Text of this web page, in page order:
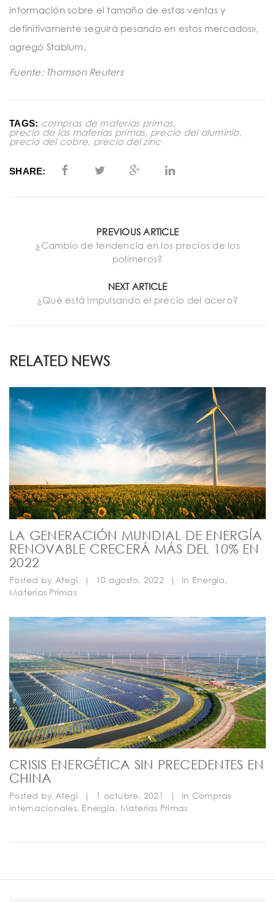
información sobre el tamaño de estas ventas y
definitivamente seguirá pesando en estos mercados»,
agregó Stablum.
​​​​​​​Fuente: Thomson Reuters
TAGS: compras de materias primas,
precio de las materias primas, precio del aluminio,
precio del cobre, precio del zinc
SHARE:
PREVIOUS ARTICLE
¿Cambio de tendencia en los precios de los
polímeros?
NEXT ARTICLE
¿Qué está impulsando el precio del acero?
RELATED NEWS
LA GENERACIÓN MUNDIAL DE ENERGÍA
RENOVABLE CRECERÁ MÁS DEL 10% EN
2022
Posted by Ategi | 10 agosto, 2022 | In Energía ,
Materias Primas
CRISIS ENERGÉTICA SIN PRECEDENTES EN
CHINA
Posted by Ategi | 1 octubre, 2021 | In Compras
internacionales, Energía, Materias Primas